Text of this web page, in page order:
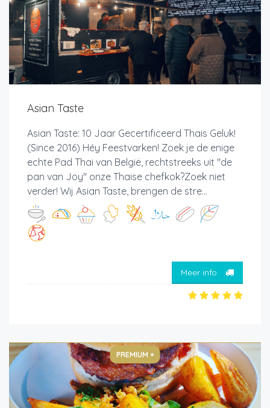
Asian Taste
Asian Taste: 10 Jaar Gecertificeerd Thais Geluk!
(Since 2016) Héy Feestvarken! Zoek je de enige
echte Pad Thai van België, rechtstreeks uit "de
pan van Joy" onze Thaise chefkok?Zoek niet
verder! Wij Asian Taste, brengen de stre...
Meer info
PREMIUM +